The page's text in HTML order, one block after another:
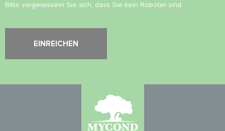
Bitte vergewissern Sie sich, dass Sie kein Roboter sind.